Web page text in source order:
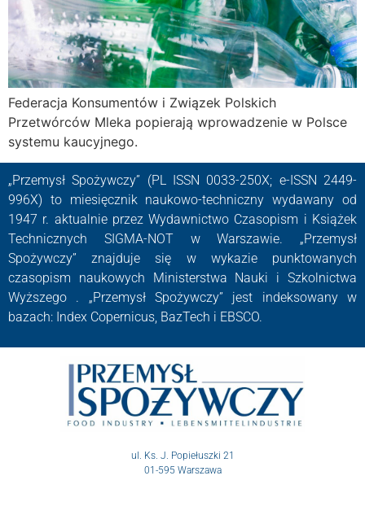
Federacja Konsumentów i Związek Polskich
Przetwórców Mleka popierają wprowadzenie w Polsce
systemu kaucyjnego.
„Przemysł Spożywczy” (PL ISSN 0033-250X; e-ISSN 2449-
996X) to miesięcznik naukowo-techniczny wydawany od
1947 r. aktualnie przez Wydawnictwo Czasopism i Książek
Technicznych SIGMA-NOT w Warszawie. „Przemysł
Spożywczy” znajduje się w wykazie punktowanych
czasopism naukowych Ministerstwa Nauki i Szkolnictwa
Wyższego . „Przemysł Spożywczy” jest indeksowany w
bazach: Index Copernicus, BazTech i EBSCO.
ul. Ks. J. Popiełuszki 21
01-595 Warszawa